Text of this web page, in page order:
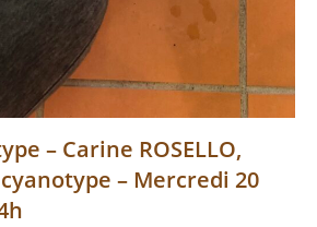
– Carine ROSELLO,
– Mercredi 20